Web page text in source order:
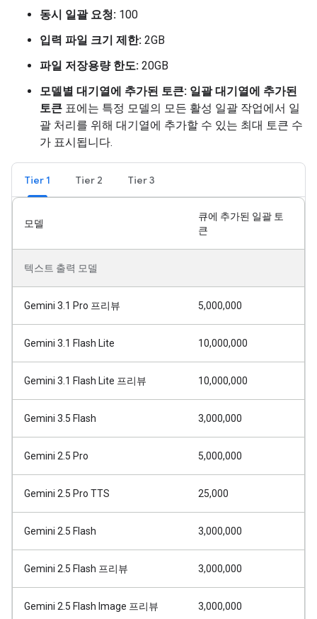
동시 일괄 요청: 100
입력 파일 크기 제한: 2GB
파일 저장용량 한도: 20GB
모델별 대기열에 추가된 토큰: 일괄 대기열에 추가된
토큰 표에는 특정 모델의 모든 활성 일괄 작업에서 일
괄 처리를 위해 대기열에 추가할 수 있는 최대 토큰 수
가 표시됩니다.
Tier 1 Tier 2 Tier 3
모델
큐에 추가된 일괄 토
큰
텍스트 출력 모델
Gemini 3.1 Pro 프리뷰 5,000,000
Gemini 3.1 Flash Lite 10,000,000
Gemini 3.1 Flash Lite 프리뷰 10,000,000
Gemini 3.5 Flash 3,000,000
Gemini 2.5 Pro 5,000,000
Gemini 2.5 Pro TTS 25,000
Gemini 2.5 Flash 3,000,000
Gemini 2.5 Flash 프리뷰 3,000,000
Gemini 2.5 Flash Image 프리뷰 3,000,000